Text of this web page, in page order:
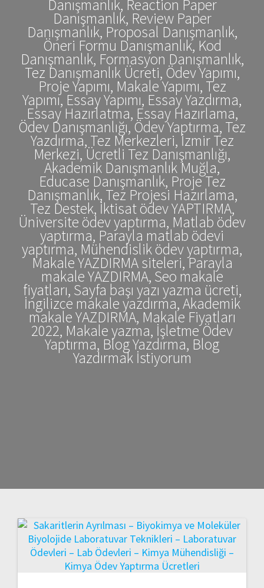
Danışmanlık, Reaction Paper
Danışmanlık, Review Paper
Danışmanlık, Proposal Danışmanlık,
Öneri Formu Danışmanlık, Kod
Danışmanlık, Formasyon Danışmanlık,
Tez Danışmanlık Ücreti, Ödev Yapımı,
Proje Yapımı, Makale Yapımı, Tez
Yapımı, Essay Yapımı, Essay Yazdırma,
Essay Hazırlatma, Essay Hazırlama,
Ödev Danışmanlığı, Ödev Yaptırma, Tez
Yazdırma, Tez Merkezleri, İzmir Tez
Merkezi, Ücretli Tez Danışmanlığı,
Akademik Danışmanlık Muğla,
Educase Danışmanlık, Proje Tez
Danışmanlık, Tez Projesi Hazırlama,
Tez Destek, İktisat ödev YAPTIRMA,
Üniversite ödev yaptırma, Matlab ödev
yaptırma, Parayla matlab ödevi
yaptırma, Mühendislik ödev yaptırma,
Makale YAZDIRMA siteleri, Parayla
makale YAZDIRMA, Seo makale
fiyatları, Sayfa başı yazı yazma ücreti,
İngilizce makale yazdırma, Akademik
makale YAZDIRMA, Makale Fiyatları
2022, Makale yazma, İşletme Ödev
Yaptırma, Blog Yazdırma, Blog
Yazdırmak İstiyorum